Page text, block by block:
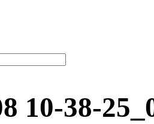
10-38-